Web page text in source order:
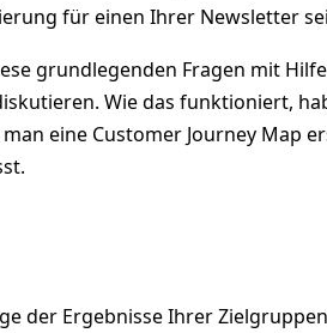
für einen Ihrer Newsletter
grundlegenden Fragen mit
Wie das funktioniert,
man eine Customer Journey Map
der Ergebnisse Ihrer